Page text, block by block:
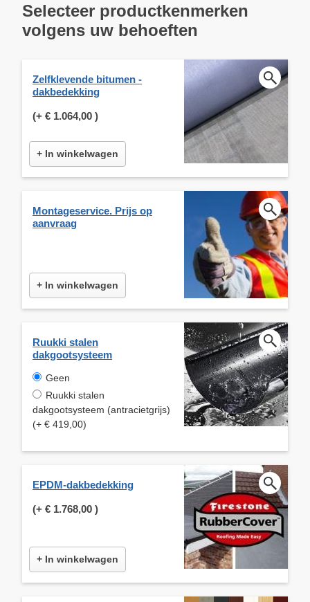
Selecteer productkenmerken
volgens uw behoeften
Zelfklevende bitumen -
dakbedekking
(+ € 1.064,00 )
+ In winkelwagen
Montageservice. Prijs op
aanvraag
+ In winkelwagen
Ruukki stalen
dakgootsysteem
Geen
Ruukki stalen
dakgootsysteem (antracietgrijs)
(+ € 419,00)
EPDM-dakbedekking
(+ € 1.768,00 )
+ In winkelwagen